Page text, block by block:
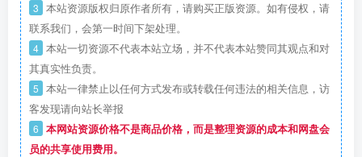
3 本站资源版权归原作者所有，请购买正版资源。如有侵权，请
联系我们，会第一时间下架处理。
4 本站一切资源不代表本站立场，并不代表本站赞同其观点和对
其真实性负责。
5 本站一律禁止以任何方式发布或转载任何违法的相关信息，访
客发现请向站长举报
6 本网站资源价格不是商品价格，而是整理资源的成本和网盘会
员的共享使用费用。